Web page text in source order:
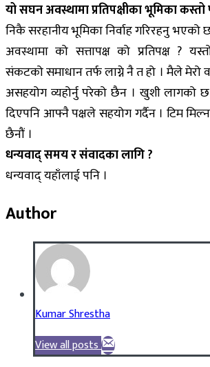
यो सघन अवस्थामा प्रतिपक्षीका भूमिका कस्तो
निकै सरहानीय भूमिका निर्वाह गरिरहनु
अवस्थामा को सत्तापक्ष को प्रतिपक्ष ?
संकटको समाधान तर्फ लाग्ने नै त हो । मैले मेरो
असहयोग व्यहोर्नु परेको छैन । खुशी लागको छ
दिएपनि आफ्नै पक्षले सहयोग गर्दैन । टिम
छैनौं ।
धन्यवाद् समय र संवादका लागि ?
धन्यवाद् यहाँलाई पनि ।
Author
Kumar Shrestha
View all posts